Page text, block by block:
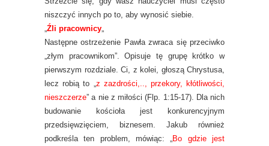
niszczyć innych po to, aby wynosić siebie.
„Źli pracownicy„
Następne ostrzeżenie Pawła zwraca się przeciwko
„złym pracownikom”. Opisuje tę grupę krótko w
pierwszym rozdziale. Ci, z kolei, głoszą Chrystusa,
lecz robią to „z zazdrości,.., przekory, kłótliwości,
nieszczerze” a nie z miłości (Flp. 1:15-17). Dla nich
budowanie kościoła jest konkurencyjnym
przedsięwzięciem, biznesem. Jakub również
podkreśla ten problem, mówiąc: „Bo gdzie jest